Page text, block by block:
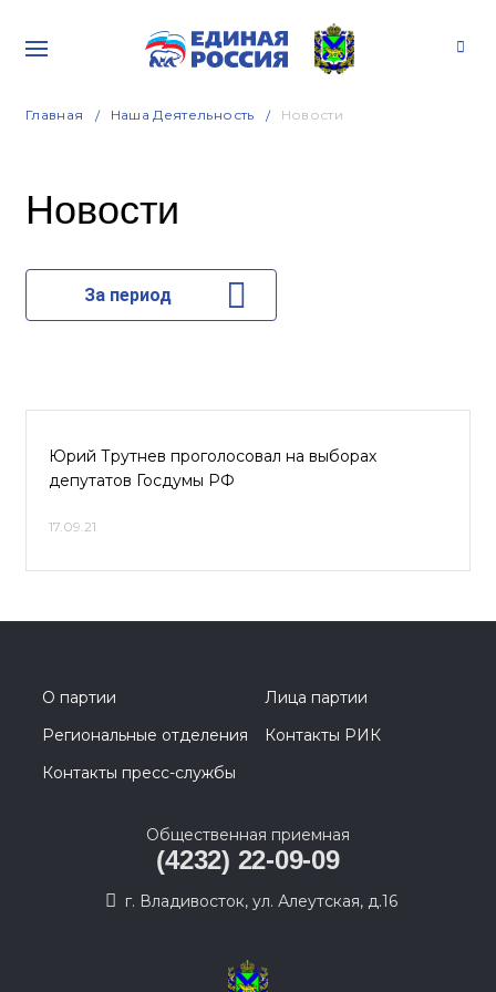
Главная Наша Деятельность Новости
Новости
За период
Юрий Трутнев проголосовал на выборах
депутатов Госдумы РФ
17.09.21
О партии
Лица партии
Региональные отделения
Контакты РИК
Контакты пресс-службы
Общественная приемная
(4232) 22-09-09
г. Владивосток, ул. Алеутская, д.16